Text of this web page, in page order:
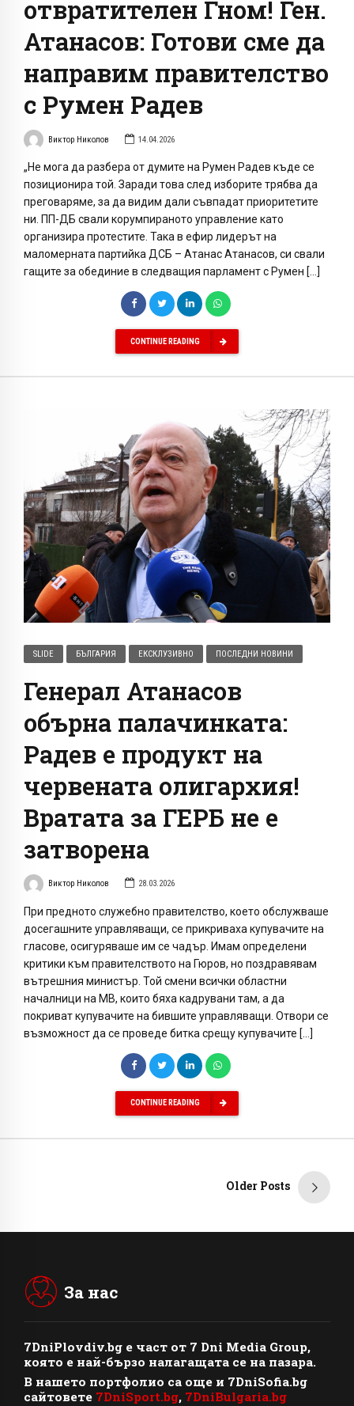
отвратителен Гном! Ген.
Атанасов: Готови сме да
направим правителство
с Румен Радев
Виктор Николов 14.04.2026
„Не мога да разбера от думите на Румен Радев къде се
позиционира той. Заради това след изборите трябва да
преговаряме, за да видим дали съвпадат приоритетите
ни. ПП-ДБ свали корумпираното управление като
организира протестите. Така в ефир лидерът на
маломерната партийка ДСБ – Атанас Атанасов, си свали
гащите за обединие в следващия парламент с Румен […]
CONTINUE READING
SLIDE БЪЛГАРИЯ ЕКСКЛУЗИВНО ПОСЛЕДНИ НОВИНИ
Генерал Атанасов
обърна палачинката:
Радев е продукт на
червената олигархия!
Вратата за ГЕРБ не е
затворена
Виктор Николов 28.03.2026
При предното служебно правителство, което обслужваше
досегашните управляващи, се прикриваха купувачите на
гласове, осигуряваше им се чадър. Имам определени
критики към правителството на Гюров, но поздравявам
вътрешния министър. Той смени всички областни
началници на МВ, които бяха кадрувани там, а да
покриват купувачите на бившите управляващи. Отвори се
възможност да се проведе битка срещу купувачите […]
CONTINUE READING
Older Posts
За нас
7DniPlovdiv.bg e част от 7 Dni Media Group,
която е най-бързо налагащата се на пазара.
В нашето портфолио са още и 7DniSofia.bg
сайтовете 7DniSport.bg, 7DniBulgaria.bg